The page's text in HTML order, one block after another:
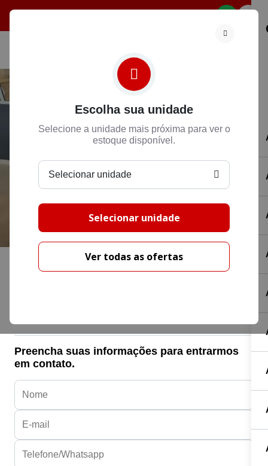
Preencha suas informações para entrarmos
em contato.
Escolha sua unidade
Selecione a unidade mais próxima para ver o
estoque disponível.
Selecionar unidade
Selecionar unidade
Ver todas as ofertas